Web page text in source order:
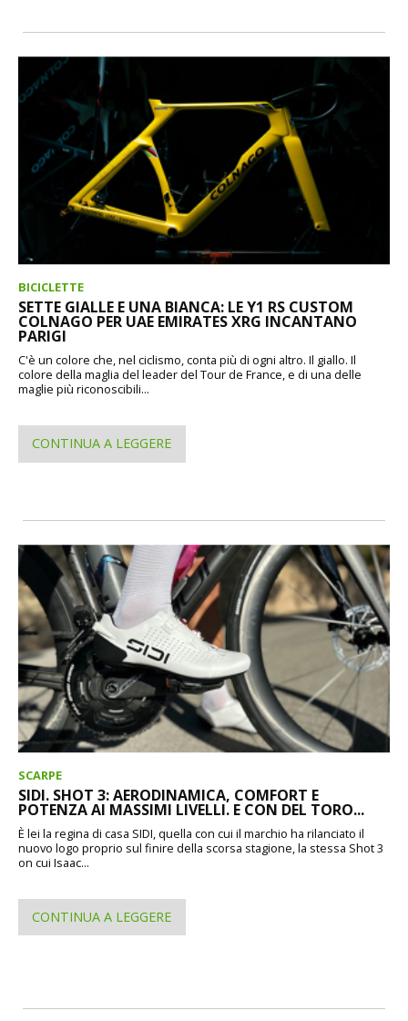
BICICLETTE
SETTE GIALLE E UNA BIANCA: LE Y1 RS CUSTOM
COLNAGO PER UAE EMIRATES XRG INCANTANO
PARIGI
C'è un colore che, nel ciclismo, conta più di ogni altro. Il giallo. Il
colore della maglia del leader del Tour de France, e di una delle
maglie più riconoscibili...
CONTINUA A LEGGERE
SCARPE
SIDI. SHOT 3: AERODINAMICA, COMFORT E
POTENZA AI MASSIMI LIVELLI. E CON DEL TORO...
È lei la regina di casa SIDI, quella con cui il marchio ha rilanciato il
nuovo logo proprio sul finire della scorsa stagione, la stessa Shot 3
on cui Isaac...
CONTINUA A LEGGERE